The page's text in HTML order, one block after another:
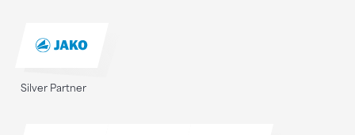
Silver Partner